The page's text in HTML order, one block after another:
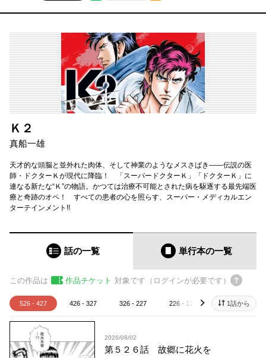
Ｋ２
真船一雄
天才的な頭脳と並外れた肉体、そして神業のようなメスさばき――伝説の医
師・ドクターＫが現代に降臨！ 「スーパードクターＫ」「ドクターＫ」に
連なる新たな“Ｋ”の物語。かつては治療不可能とされた病を駆逐する最先端医
療と奇跡のオペ！ すべての患者の心を照らす、スーパー・メディカルエン
ターテインメント!!
話の一覧 単行本の一覧
この作品は 作品チケット 対象です（ログインが必要です）
526 - 427 426 - 327 326 - 227 226 - 127 126 - 27
next 1話から
2026/08/02
第５２６話 故郷に花火を